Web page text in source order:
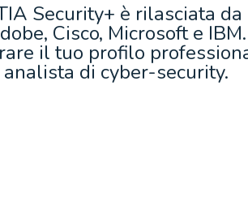
Security+ è rilasciata
Cisco, Microsoft e
il tuo profilo
di cyber-security.